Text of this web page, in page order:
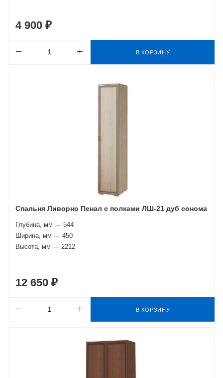
4 900 ₽
В КОРЗИНУ
Спальня Ливорно Пенал с полками ЛШ-21 дуб сонома
Глубина, мм — 544
Ширина, мм — 450
Высота, мм — 2212
12 650 ₽
В КОРЗИНУ